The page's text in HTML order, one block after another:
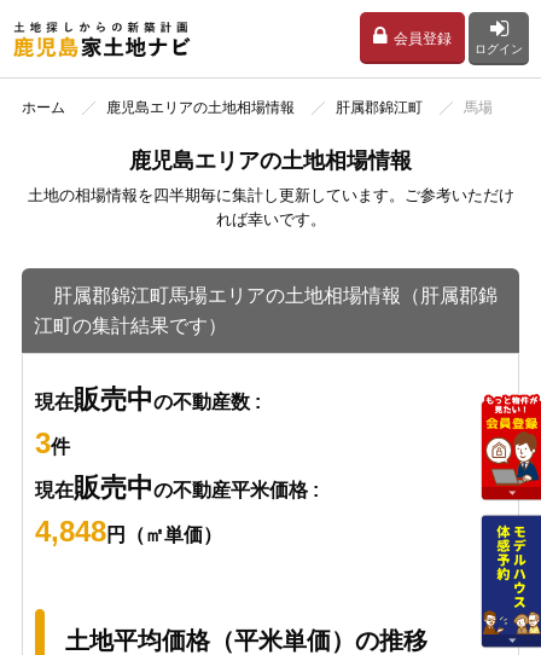
会員登録
ログイン
ホーム 鹿児島エリアの土地相場情報 肝属郡錦江町 馬場
鹿児島エリアの土地相場情報
土地の相場情報を四半期毎に集計し更新しています。ご参考いただけ
れば幸いです。
肝属郡錦江町馬場エリアの土地相場情報（肝属郡錦
江町の集計結果です）
現在販売中の不動産数 :
3件
現在販売中の不動産平米価格 :
4,848円（㎡単価）
土地平均価格（平米単価）の推移